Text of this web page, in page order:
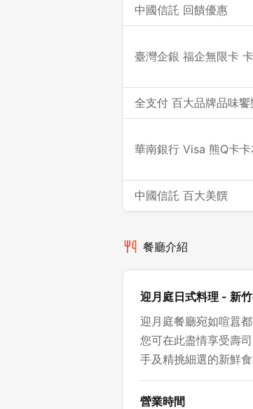
中國信託 回饋優惠
臺灣企銀 福企無限卡
全支付 百大品牌品味
華南銀行 Visa 熊Q卡卡
中國信託 百大美饌
餐廳介紹
迎月庭日式料理 - 新
迎月庭餐廳宛如喧囂
您可在此盡情享受壽
手及精挑細選的新鮮
營業時間